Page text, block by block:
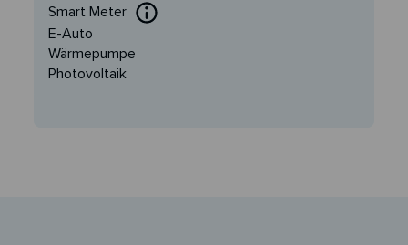
Smart Meter
E-Auto
Wärmepumpe
Photovoltaik